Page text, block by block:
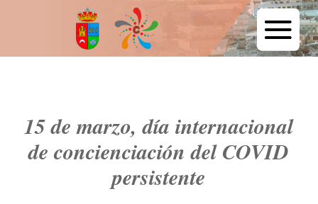
15 de marzo, día internacional
de concienciación del COVID
persistente